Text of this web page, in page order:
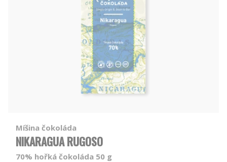
Míšina čokoláda
NIKARAGUA RUGOSO
70% hořká čokoláda 50 g